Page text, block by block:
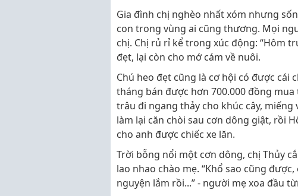
Gia đình chị nghèo nhất xóm nhưng
con trong vùng ai cũng thương. Mọi
chị. Chị rủ rỉ kể trong xúc động: “Hôm
đẹt, lại còn cho mớ cám về nuôi.
Chú heo đẹt cũng là cơ hội có được cái
tháng bán được hơn 700.000 đồng
trâu đi ngang thảy cho khúc cây,
làm lại căn chòi sau cơn dông giật, rồi
cho anh được chiếc xe lăn.
Trời bỗng nổi một cơn dông, chị Thủy
lao nhao chào mẹ. “Khổ sao cũng
nguyện lắm rồi...” - người mẹ xoa đầu